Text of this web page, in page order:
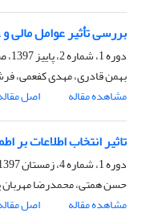
بررسی تأثیر عوامل مالی
دوره 1، شماره 2، پاییز 1397، صفحه
بهمن قادری، مهدی کفعمی،
مشاهده مقاله
اصل
تاثیر انتخاب اطلاعات
دوره 1، شماره 4، زمستان 1397، صفحه
حسن همتی، محمدرضا مهربان
مشاهده مقاله
اصل